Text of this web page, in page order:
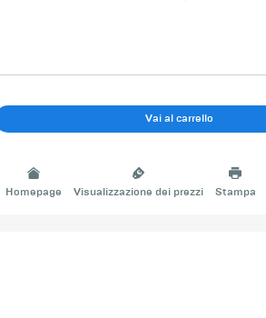
Vai al carrello
Homepage Visualizzazione dei prezzi Stampa